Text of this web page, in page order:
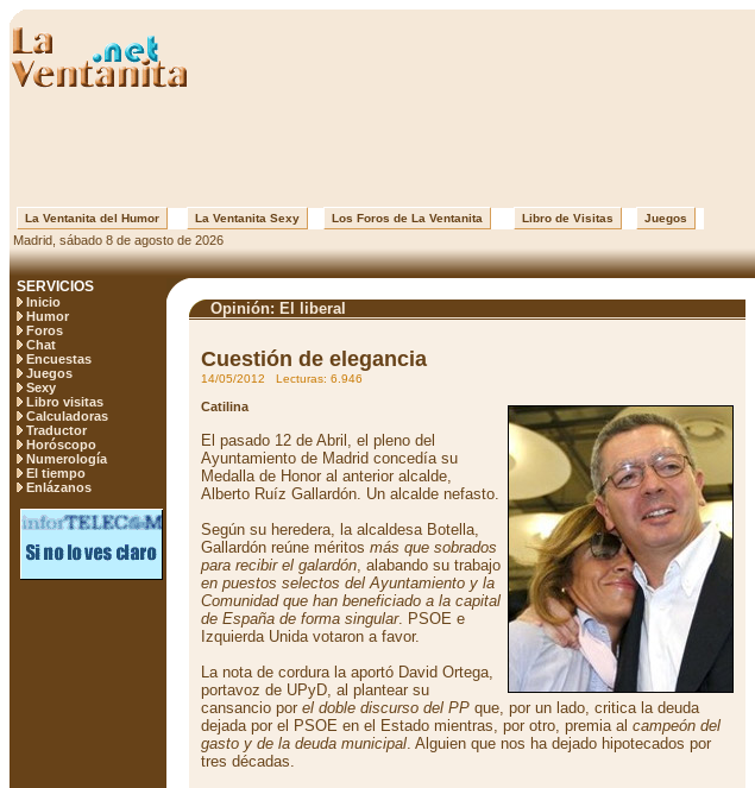
La Ventanita del Humor La Ventanita Sexy Los Foros de La Ventanita Libro de Visitas Juegos
Madrid, sábado 8 de agosto de 2026
SERVICIOS
Inicio
Humor
Foros
Chat
Encuestas
Juegos
Sexy
Libro visitas
Calculadoras
Traductor
Horóscopo
Numerología
El tiempo
Enlázanos
Opinión: El liberal
Cuestión de elegancia
14/05/2012 Lecturas: 6.946
Catilina
El pasado 12 de Abril, el pleno del
Ayuntamiento de Madrid concedía su
Medalla de Honor al anterior alcalde,
Alberto Ruíz Gallardón. Un alcalde nefasto.
Según su heredera, la alcaldesa Botella,
Gallardón reúne méritos más que sobrados
para recibir el galardón, alabando su trabajo
en puestos selectos del Ayuntamiento y la
Comunidad que han beneficiado a la capital
de España de forma singular. PSOE e
Izquierda Unida votaron a favor.
La nota de cordura la aportó David Ortega,
portavoz de UPyD, al plantear su
cansancio por el doble discurso del PP que, por un lado, critica la deuda
dejada por el PSOE en el Estado mientras, por otro, premia al campeón del
gasto y de la deuda municipal. Alguien que nos ha dejado hipotecados por
tres décadas.